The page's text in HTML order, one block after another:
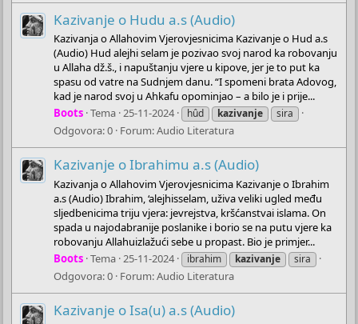
Kazivanje o Hudu a.s (Audio)
Kazivanja o Allahovim Vjerovjesnicima Kazivanje o Hud a.s
(Audio) Hud alejhi selam je pozivao svoj narod ka robovanju
u Allaha dž.š., i napuštanju vjere u kipove, jer je to put ka
spasu od vatre na Sudnjem danu. “I spomeni brata Adovog,
kad je narod svoj u Ahkafu opominjao – a bilo je i prije...
Boots Tema 25-11-2024 hûd kazivanje sira
Odgovora: 0 Forum:Audio Literatura
Kazivanje o Ibrahimu a.s (Audio)
Kazivanja o Allahovim Vjerovjesnicima Kazivanje o Ibrahim
a.s (Audio) Ibrahim, ‘alejhisselam, uživa veliki ugled među
sljedbenicima triju vjera: jevrejstva, kršćanstvai islama. On
spada u najodabranije poslanike i borio se na putu vjere ka
robovanju Allahuizlažući sebe u propast. Bio je primjer...
Boots Tema 25-11-2024 ibrahim kazivanje sira
Odgovora: 0 Forum:Audio Literatura
Kazivanje o Isa(u) a.s (Audio)